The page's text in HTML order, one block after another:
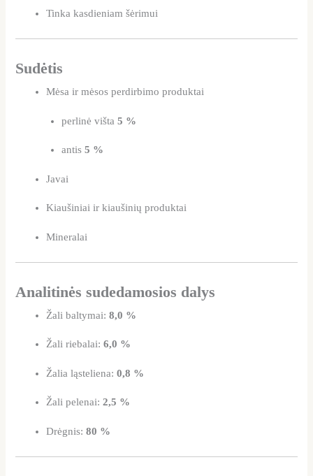
Tinka kasdieniam šėrimui
Sudėtis
Mėsa ir mėsos perdirbimo produktai
perlinė višta5 %
antis5 %
Javai
Kiaušiniai ir kiaušinių produktai
Mineralai
Analitinės sudedamosios dalys
Žali baltymai:8,0 %
Žali riebalai:6,0 %
Žalia ląsteliena:0,8 %
Žali pelenai:2,5 %
Drėgnis:80 %